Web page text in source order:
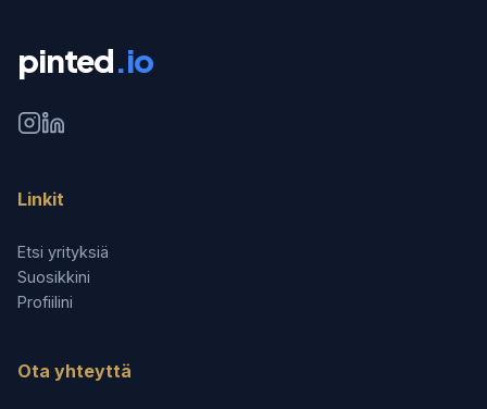
pinted.io
Linkit
Etsi yrityksiä
Suosikkini
Profiilini
Ota yhteyttä